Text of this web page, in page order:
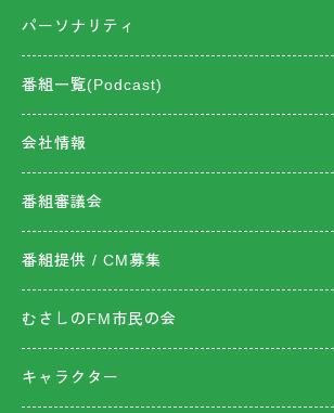
パーソナリティ
番組一覧(Podcast)
会社情報
番組審議会
番組提供 / CM募集
むさしのFM市民の会
キャラクター